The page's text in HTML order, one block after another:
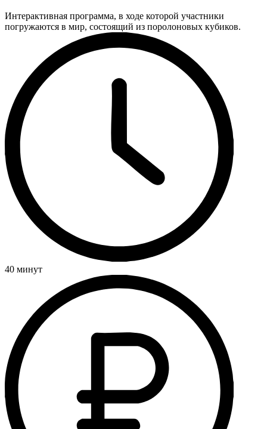
Интерактивная программа, в ходе которой участники
погружаются в мир, состоящий из поролоновых кубиков.
40 минут